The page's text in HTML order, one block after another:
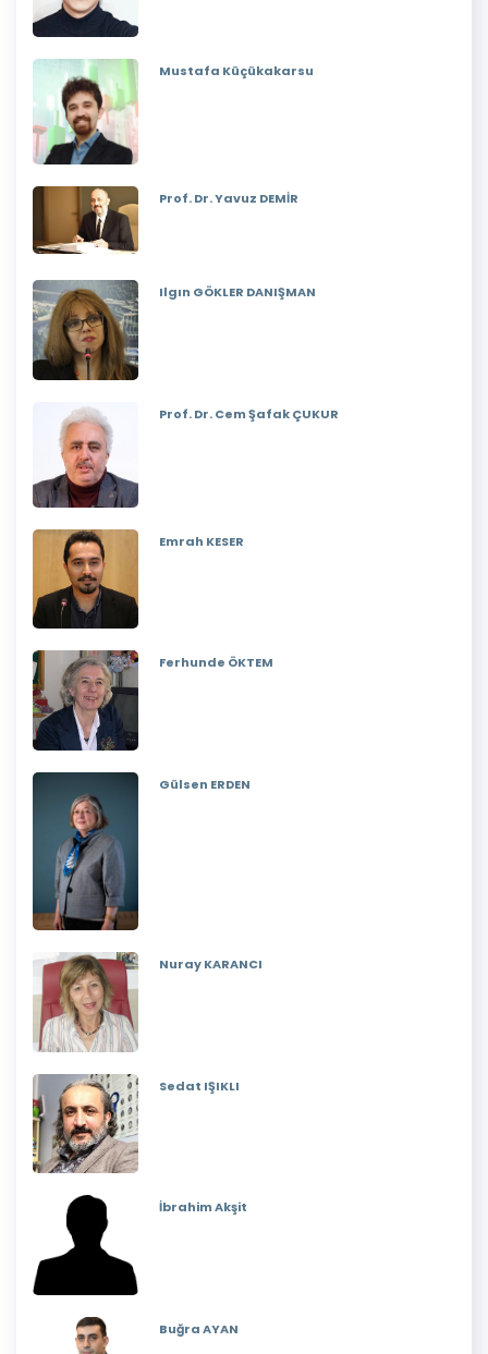
Mustafa Küçükakarsu
Prof. Dr. Yavuz DEMİR
Ilgın GÖKLER DANIŞMAN
Prof. Dr. Cem Şafak ÇUKUR
Emrah KESER
Ferhunde ÖKTEM
Gülsen ERDEN
Nuray KARANCI
Sedat IŞIKLI
İbrahim Akşit
Buğra AYAN